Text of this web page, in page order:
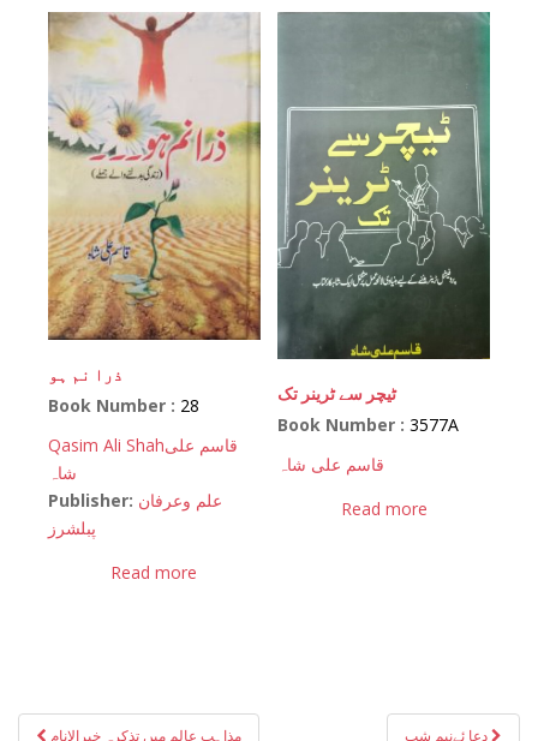
ذرا نم ہو
Book Number : 28
Qasim Ali Shahقاسم علی
شاہ
Publisher: علم وعرفان
پبلشرز
Read more
ٹیچر سے ٹرینر تک
Book Number :3577A
قاسم علی شاہ
Read more
Postمذاہب عالم میں تذکرہ خیرالانام